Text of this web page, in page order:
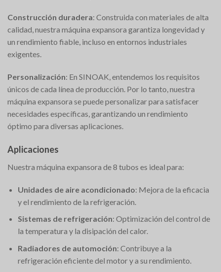
Construcción duradera: Construida con materiales de alta
calidad, nuestra máquina expansora garantiza longevidad y
un rendimiento fiable, incluso en entornos industriales
exigentes.
Personalización: En SINOAK, entendemos los requisitos
únicos de cada línea de producción. Por lo tanto, nuestra
máquina expansora se puede personalizar para satisfacer
necesidades específicas, garantizando un rendimiento
óptimo para diversas aplicaciones.
Aplicaciones
Nuestra máquina expansora de 8 tubos es ideal para:
Unidades de aire acondicionado: Mejora de la eficacia
y el rendimiento de la refrigeración.
Sistemas de refrigeración: Optimización del control de
la temperatura y la disipación del calor.
Radiadores de automoción: Contribuye a la
refrigeración eficiente del motor y a su rendimiento.